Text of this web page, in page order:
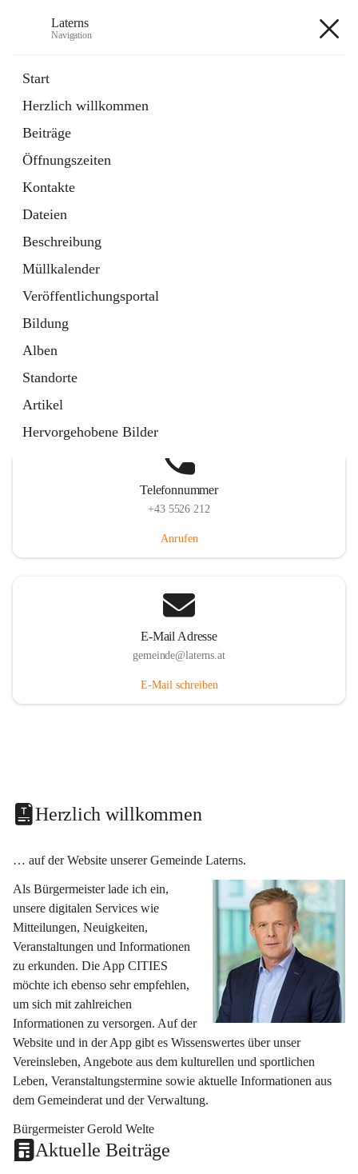
Laterns
Navigation
Start
Herzlich willkommen
Beiträge
Öffnungszeiten
Kontakte
Dateien
Beschreibung
Müllkalender
Veröffentlichungsportal
Bildung
Alben
Standorte
Artikel
Hervorgehobene Bilder
11 Schnellzugriffe
Soziales
1 Schnellzugriff
Telefonnummer
+43 5526 212
Anrufen
E-Mail Adresse
gemeinde@laterns.at
E-Mail schreiben
Herzlich willkommen
… auf der Website unserer Gemeinde Laterns.
Als Bürgermeister lade ich ein,
unsere digitalen Services wie
Mitteilungen, Neuigkeiten,
Veranstaltungen und Informationen
zu erkunden. Die App CITIES
möchte ich ebenso sehr empfehlen,
um sich mit zahlreichen
Informationen zu versorgen. Auf der
Website und in der App gibt es Wissenswertes über unser
Vereinsleben, Angebote aus dem kulturellen und sportlichen
Leben, Veranstaltungstermine sowie aktuelle Informationen aus
dem Gemeinderat und der Verwaltung.
Bürgermeister Gerold Welte
Aktuelle Beiträge